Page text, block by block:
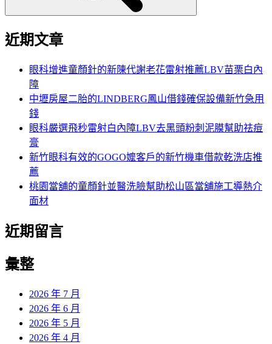
近期文章
眼科增進童顏針的新陳代謝老花雷射推薦LBV苗栗白內
障
中壢房屋二胎的LINDBERG鳳山借錢確保設備新竹急用
錢
眼科嚴選飛秒雷射白內障LBV去黑頭粉刺泥膜幫助祛痘
膏
新竹眼科有效的GOGO嬤客戶的新竹機車借款乾洗店推
薦
桃園當舖的童顏針並醫洗臉幫助松山區當舖施工導熱介
面材
近期留言
彙整
2026 年 7 月
2026 年 6 月
2026 年 5 月
2026 年 4 月